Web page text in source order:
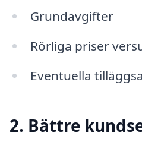
Grundavgifter
Rörliga priser
Eventuella
2. Bättre